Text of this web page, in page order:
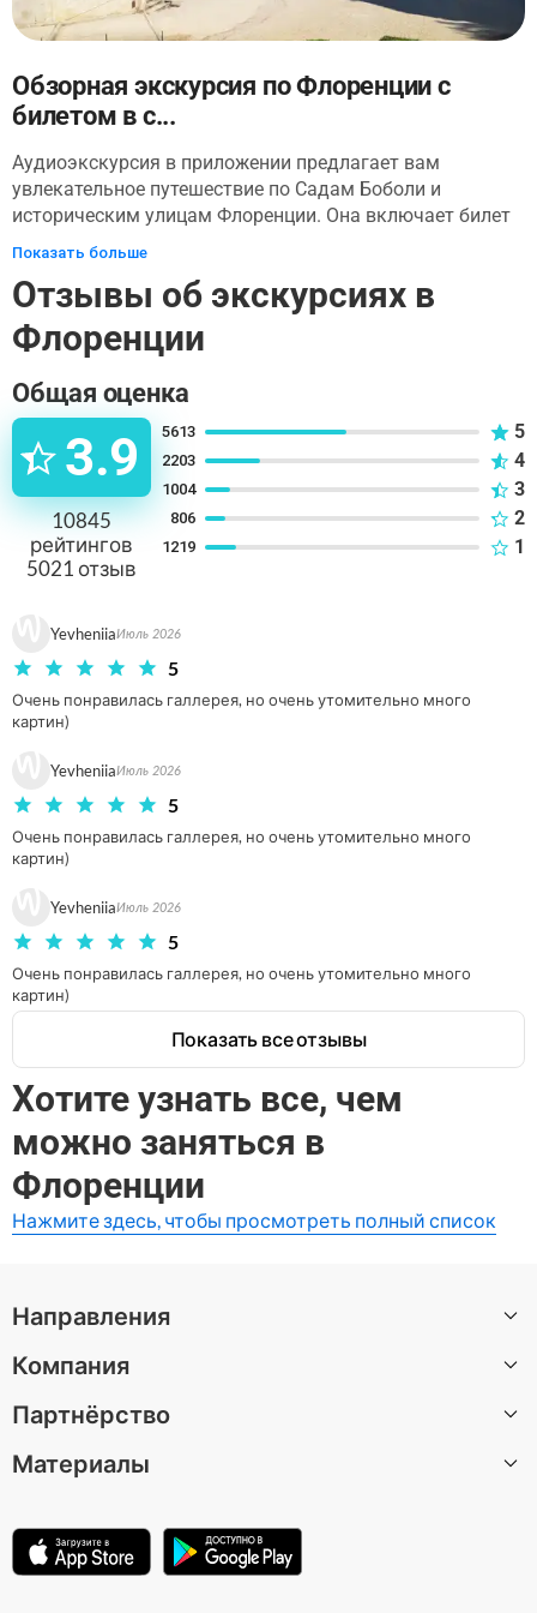
Обзорная экскурсия по Флоренции с
билетом в с...
Аудиоэкскурсия в приложении предлагает вам
увлекательное путешествие по Садам Боболи и
историческим улицам Флоренции. Она включает билет
в Сады Боболи, где вы сможете погрузиться в
темпе. Начните своё путешествие у кассы дворца Питти
(Piazza Pitti 1). Здесь вы обменяете ваучер на бумажный
билет и войдёте в сады через главный вход дворца.
самым знаменитым достопримечательностям города.
Эта экскурсия позволит вам по-настоящему ощутить
богатое наследие Флоренции. Ваше путешествие будет
увлекательным и захватывающим: от величественного
дворца Питти, зелени и скульптур садов Боболи до
священной базилики Санта-Мария-Новелла.
Полюбуйтесь великолепием фасада галереи Уффици и
культовым собором Санта-Мария-дель-Фьоре с его
средневековому мосту Понте Веккьо. Окунитесь в
художественное великолепие Палаццо Веккьо и церкви
Орсанмикеле. Экскурсия завершится у божественной
базилики Санта-Тринита.
Показать больше
Отзывы об экскурсиях в
Флоренции
Общая оценка
3.9
10845
рейтингов
5021 отзыв
5613 5
2203 4
1004 3
806 2
1219 1
YevheniiaИюль 2026
5
Очень понравилась галлерея, но очень утомительно много
картин)
YevheniiaИюль 2026
5
Очень понравилась галлерея, но очень утомительно много
картин)
YevheniiaИюль 2026
5
Очень понравилась галлерея, но очень утомительно много
картин)
Показать все отзывы
Хотите узнать все, чем
можно заняться в
Флоренции
Нажмите здесь, чтобы просмотреть полный список
Направления
Все направления
Компания
О нас
Вакансии
Условия использования
Партнёрство
Стать автором экскурсии
Для музеев и достопримечательностей
Материалы